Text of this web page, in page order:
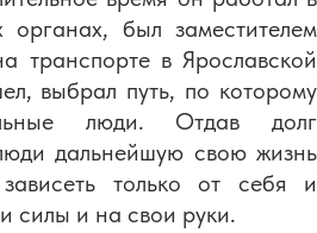
органах, был заместителем
транспорте в Ярославской
выбрал путь, по которому
люди. Отдав долг
дальнейшую свою жизнь
только от себя и
силы и на свои руки.